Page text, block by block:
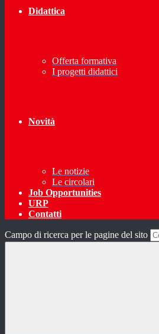
Didattica
Offerta formativa
I progetti didattici
Novità
Le notizie
Le circolari
Job Opportunities
URP
Contatti
Campo di ricerca per le pagine del sito